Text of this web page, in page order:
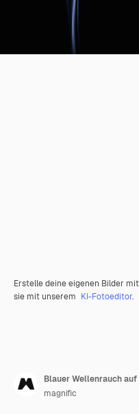
Erstelle deine eigenen Bilder
sie mit unserem KI-Fotoeditor.
Blauer Wellenrauch
magnific